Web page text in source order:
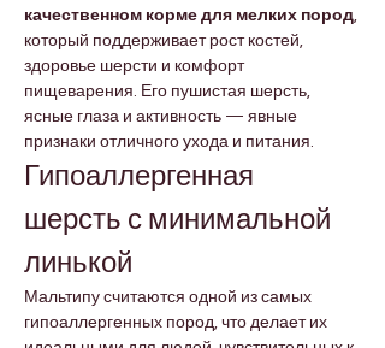
качественном корме для мелких пород,
который поддерживает рост костей,
здоровье шерсти и комфорт
пищеварения. Его пушистая шерсть,
ясные глаза и активность — явные
признаки отличного ухода и питания.
Гипоаллергенная
шерсть с минимальной
линькой
Мальтипу считаются одной из самых
гипоаллергенных пород, что делает их